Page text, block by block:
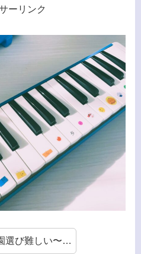
ーリンク
選び難しい〜…